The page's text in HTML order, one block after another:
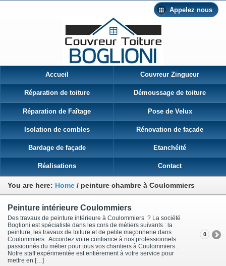
Appelez nous
Accueil Couvreur Zingueur
Réparation de toiture Démoussage de toiture
Réparation de Faîtage Pose de Velux
Isolation de combles Rénovation de façade
Bardage de façade Etanchéité
Réalisations Contact
You are here: Home / peinture chambre à Coulommiers
Peinture intérieure Coulommiers
Des travaux de peinture intérieure à Coulommiers ? La société
Boglioni est spécialiste dans les cors de métiers suivants : la
peinture, les travaux de toiture et de petite maçonnerie dans
Coulommiers . Accordez votre confiance à nos professionnels
passionnés du métier pour tous vos chantiers à Coulommiers .
Notre staff expérimentée est entièrement à votre service pour
mettre en […]
0